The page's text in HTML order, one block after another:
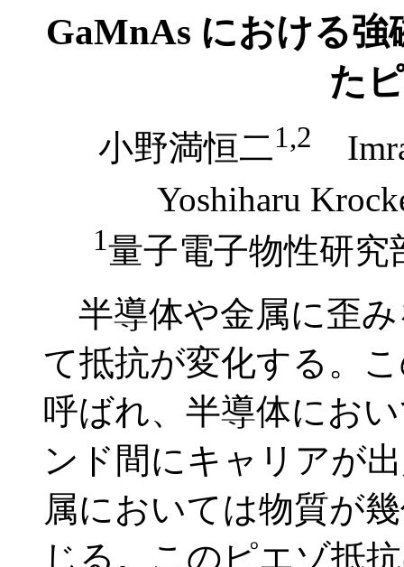
GaMnAs における
た
小野満恒二1,2
Yoshiharu
1量子電子物性研
半導体や金属に歪
て抵抗が変化する。
呼ばれ、半導体にお
ンド間にキャリアが
属においては物質が
じる。このピエゾ抵